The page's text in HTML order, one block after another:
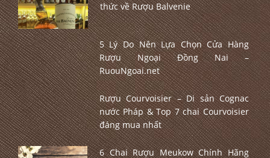
thức về Rượu Balvenie
5 Lý Do Nên Lựa Chọn Cửa Hàng
Rượu Ngoại Đồng Nai –
RuouNgoai.net
Rượu Courvoisier – Di sản Cognac
nước Pháp & Top 7 chai Courvoisier
đáng mua nhất
6 Chai Rượu Meukow Chính Hãng